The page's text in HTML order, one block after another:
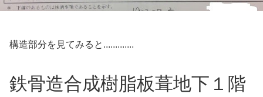
構造部分を見てみると.............
鉄骨造合成樹脂板葺地下１階